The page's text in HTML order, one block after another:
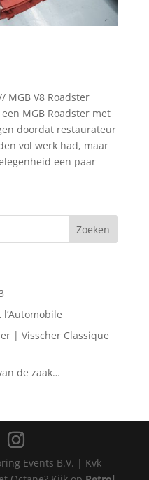
MGB V8 Roadster
MGB Roadster met
doordat restaurateur
vol werk had, maar
een paar
| Visscher Classique
de zaak…
Events B.V. | Kvk